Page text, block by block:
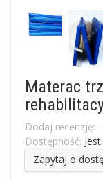
Materac
Dodaj recenzję:
Dostępność:
Zapytaj o